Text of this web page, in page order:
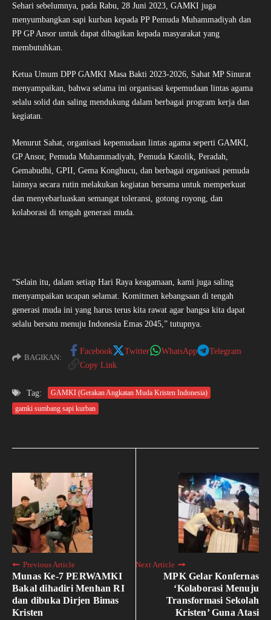
Sehari sebelumnya, pada Rabu, 28 Juni 2023, GAMKI juga
menyumbangkan sapi kurban kepada PP Pemuda Muhammadiyah dan
PP GP Ansor untuk dapat dibagikan kepada masyarakat yang
membutuhkan.
Ketua Umum DPP GAMKI Masa Bakti 2023-2026, Sahat MP Sinurat
menyampaikan, bahwa selama ini organisasi kepemudaan lintas agama
selalu solid dan saling mendukung dalam berbagai program kerja dan
kegiatan.
Menurut Sahat, organisasi kepemudaan lintas agama seperti GAMKI,
GP Ansor, Pemuda Muhammadiyah, Pemuda Katolik, Peradah,
Gemabudhi, GPII, Gema Konghucu, dan berbagai organisasi pemuda
lainnya secara rutin melakukan kegiatan bersama untuk memperkuat
dan menyebarluaskan semangat toleransi, gotong royong, dan
kolaborasi di tengah generasi muda.
“Selain itu, dalam setiap Hari Raya keagamaan, kami juga saling
menyampaikan ucapan selamat. Komitmen kebangsaan di tengah
generasi muda ini yang harus terus kita rawat agar bangsa kita dapat
selalu bersatu menuju Indonesia Emas 2045,” tutupnya.
BAGIKAN:
Facebook Twitter WhatsApp
Telegram
Copy Link
Tag:
GAMKI (Gerakan Angkatan Muda Kristen Indonesia)
gamki sumbang sapi kurban
Previous Article
Munas Ke-7 PERWAMKI
Bakal dihadiri Menhan RI
dan dibuka Dirjen Bimas
Kristen
Next Article
MPK Gelar Konfernas
‘Kolaborasi Menuju
Transformasi Sekolah
Kristen’ Guna Atasi